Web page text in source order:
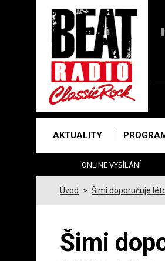
Právě
hrajeme
menu
AKTUALITY
ONLINE VYSÍLÁNÍ
Úvod > Šimi doporučuje
Šimi